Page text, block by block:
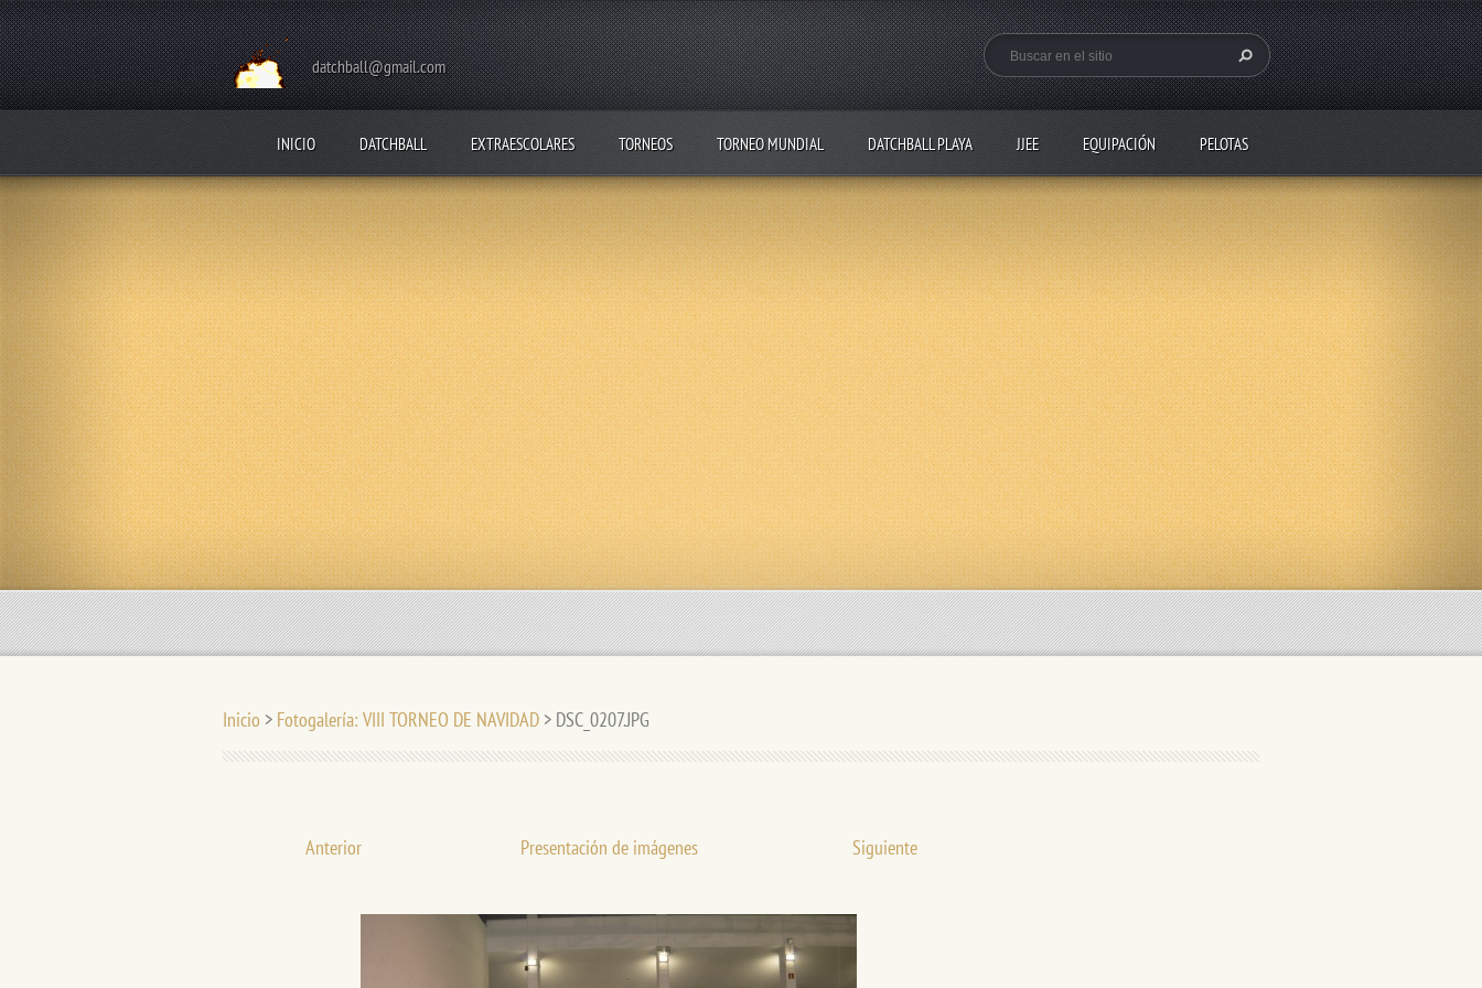
datchball@gmail.com
INICIO DATCHBALL EXTRAESCOLARES TORNEOS TORNEO MUNDIAL DATCHBALL PLAYA JJEE EQUIPACIÓN PELOTAS
Inicio > Fotogalería: VIII TORNEO DE NAVIDAD > DSC_0207.JPG
Anterior Presentación de imágenes Siguiente